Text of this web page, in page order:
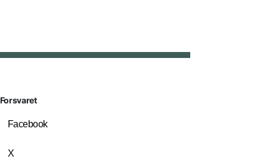
Facebook
X